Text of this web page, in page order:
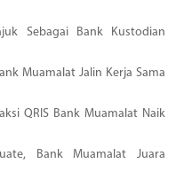
Sebagai Bank Kustodian
Muamalat Jalin Kerja Sama
QRIS Bank Muamalat Naik
Bank Muamalat Juara